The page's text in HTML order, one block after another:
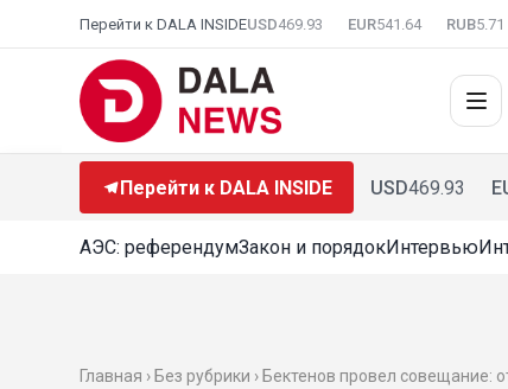
Перейти к DALA INSIDEUSD469.93 EUR541.64 RUB5.71
Перейти к DALA INSIDE USD469.93
АЭС: референдумЗакон и порядокИнтервью
Главная › Без рубрики › Бектенов провел